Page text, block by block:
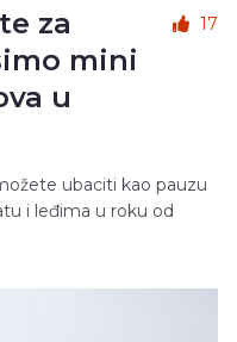
za
mini
u
17
ubaciti kao pauzu
i leđima u roku od